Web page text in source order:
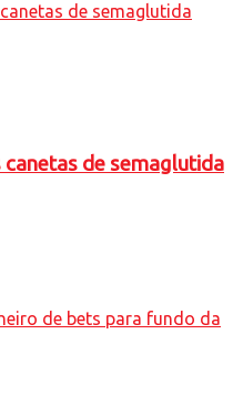
de semaglutida